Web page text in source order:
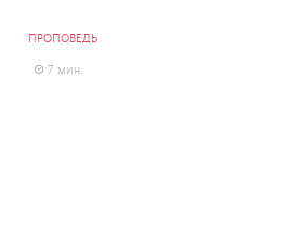
ПРОПОВЕДЬ
7 мин.